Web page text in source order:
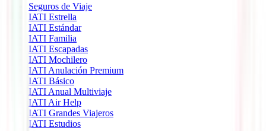
Seguros de Viaje
IATI Estrella
IATI Estándar
IATI Familia
IATI Escapadas
IATI Mochilero
IATI Anulación Premium
IATI Básico
IATI Anual Multiviaje
IATI Air Help
IATI Grandes Viajeros
IATI Estudios